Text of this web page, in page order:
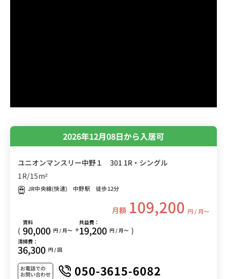
2026年12月08日から入居可
ユニオンマンスリー中野１ 301 1R・シングル
1R/15m²
JR中央線(快速) 中野駅 徒歩12分
月額 109,200 円 / 月〜
(
賃料
90,000 円 / 月〜 +
共益費：
19,200 円 / 月〜 )
清掃費：
36,300 円 / 回
お電話での
お問い合わせ
050-3615-6082